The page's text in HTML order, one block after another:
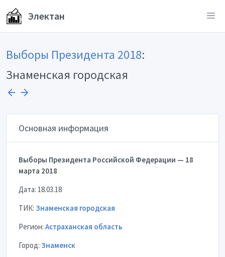
Электан
Выборы Президента 2018:
Знаменская городская
Основная информация
Выборы Президента Российской Федерации — 18
марта 2018
Дата: 18.03.18
ТИК: Знаменская городская
Регион: Астраханская область
Город: Знаменск